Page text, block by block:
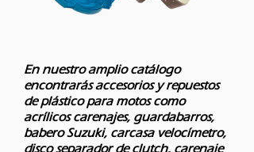
En nuestro amplio catálogo
encontrarás accesorios y repuestos
de plástico para motos como
acrílicos carenajes, guardabarros,
babero Suzuki, carcasa velocímetro,
disco separador de clutch, carenaje